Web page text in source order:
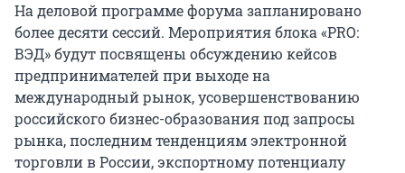
На деловой программе форума запланировано
более десяти сессий. Мероприятия блока «PRO:
ВЭД» будут посвящены обсуждению кейсов
предпринимателей при выходе на
международный рынок, усовершенствованию
российского бизнес-образования под запросы
рынка, последним тенденциям электронной
торговли в России, экспортному потенциалу